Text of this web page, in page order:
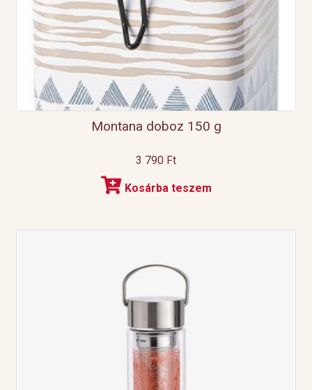
Montana doboz 150 g
3 790 Ft
Kosárba teszem